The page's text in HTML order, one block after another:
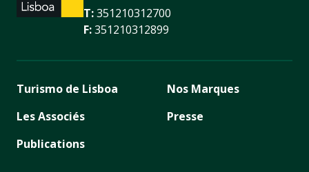
T:351210312700
F:351210312899
Turismo de Lisboa
Les Associés
Publications
Nos Marques
Presse